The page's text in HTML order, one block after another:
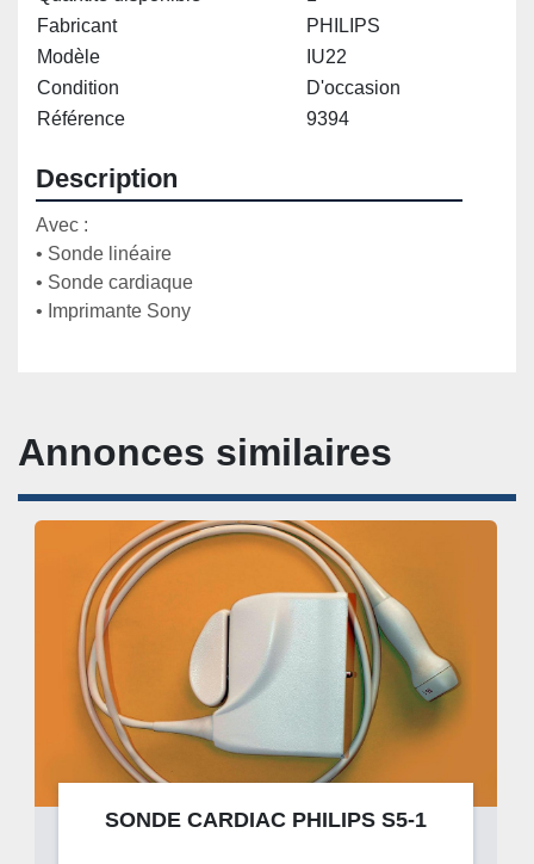
Fabricant
PHILIPS
Modèle
IU22
Condition
D'occasion
Référence
9394
Description
Avec :
• Sonde linéaire
• Sonde cardiaque
• Imprimante Sony
Annonces similaires
SONDE CARDIAC PHILIPS S5-1